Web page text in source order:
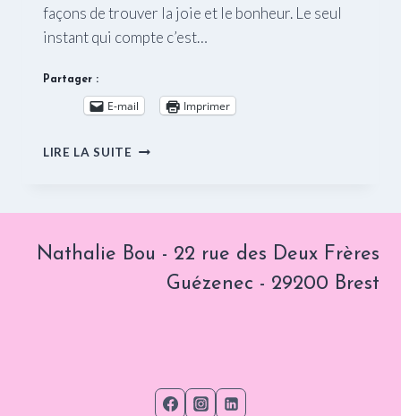
façons de trouver la joie et le bonheur. Le seul
instant qui compte c’est…
Partager :
E-mail Imprimer
LIRE LA SUITE VIVEZ
Nathalie Bou - 22 rue des Deux Frères
Guézenec - 29200 Brest